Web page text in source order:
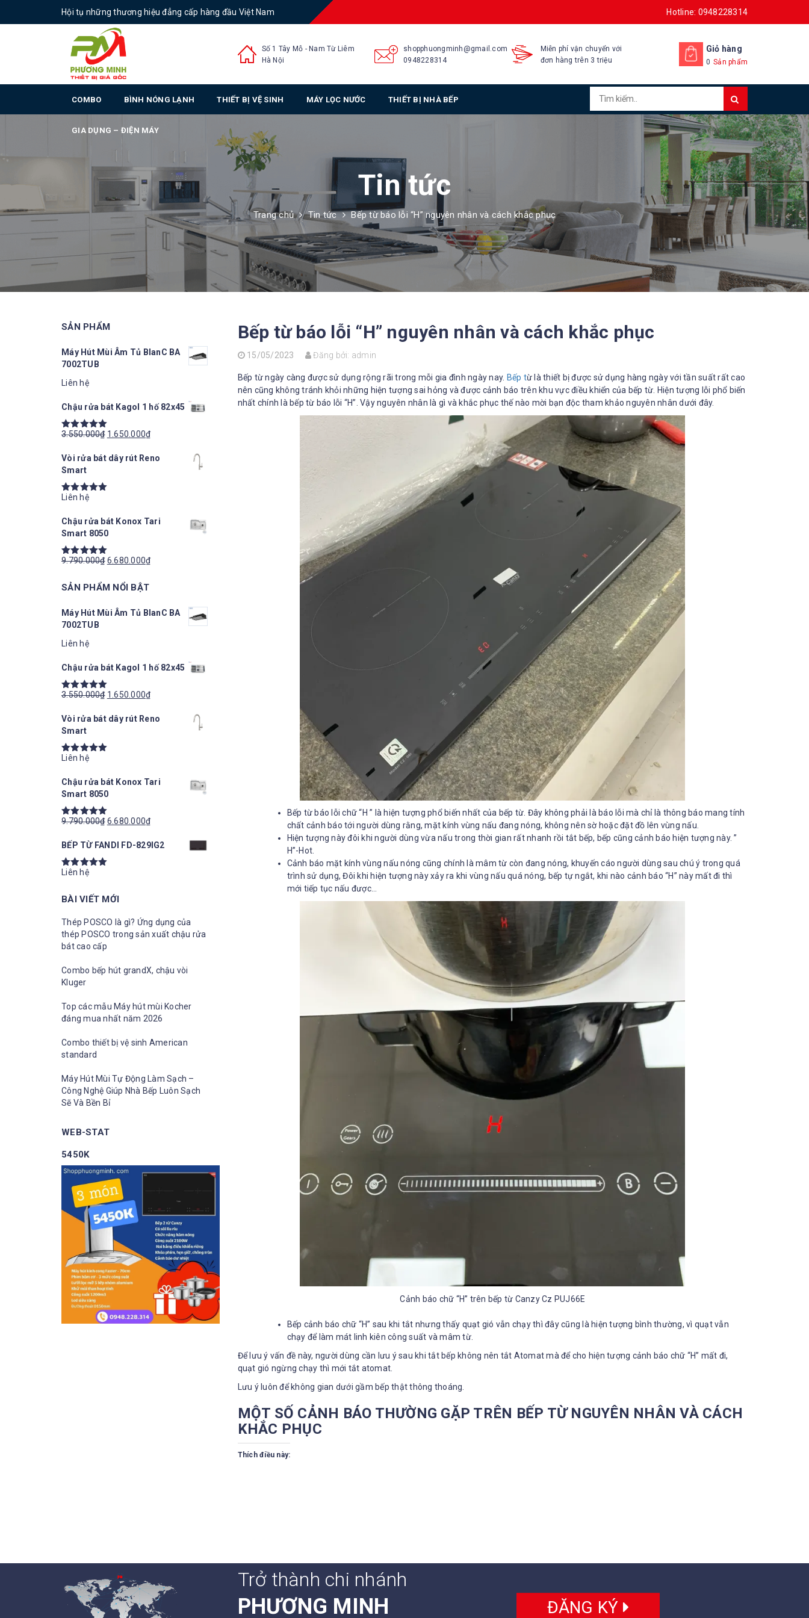
Hội tụ những thương hiệu đẳng cấp hàng đầu Việt Nam Hotline: 0948228314
Số 1 Tây Mỗ - Nam Từ Liêm
Hà Nội
shopphuongminh@gmail.com
0948228314
Miễn phí vận chuyển với
đơn hàng trên 3 triệu
Giỏ hàng
0 Sản phẩm
COMBO BÌNH NÓNG LẠNH THIẾT BỊ VỆ SINH MÁY LỌC NƯỚC THIẾT BỊ NHÀ BẾP
GIA DỤNG – ĐIỆN MÁY
Tin tức
Trang chủ Tin tức Bếp từ báo lỗi “H” nguyên nhân và cách khắc phục
Bếp từ báo lỗi “H” nguyên nhân và cách khắc phục
15/05/2023 Đăng bởi: admin
Bếp từ ngày càng được sử dụng rộng rãi trong mỗi gia đình ngày nay. Bếp từ là thiết bị được sử dụng hàng ngày với tần suất rất cao
nên cũng không tránh khỏi những hiện tượng sai hỏng và được cảnh báo trên khu vực điều khiển của bếp từ. Hiện tượng lỗi phổ biến
nhất chính là bếp từ báo lỗi “H”. Vậy nguyên nhân là gì và khắc phục thế nào mời bạn độc tham khảo nguyên nhân dưới đây.
Bếp từ báo lỗi chữ “H ” là hiện tượng phổ biến nhất của bếp từ. Đây không phải là báo lỗi mà chỉ là thông báo mang tính
chất cảnh báo tới người dùng rằng, mặt kính vùng nấu đang nóng, không nên sờ hoặc đặt đồ lên vùng nấu.
Hiện tượng này đôi khi người dùng vừa nấu trong thời gian rất nhanh rồi tắt bếp, bếp cũng cảnh báo hiện tượng này. ”
H”-Hot.
Cảnh báo mặt kính vùng nấu nóng cũng chính là mâm từ còn đang nóng, khuyến cáo người dùng sau chú ý trong quá
trình sử dụng, Đôi khi hiện tượng này xảy ra khi vùng nấu quá nóng, bếp tự ngắt, khi nào cảnh báo “H” này mất đi thì
mới tiếp tục nấu được…
Cảnh báo chữ “H” trên bếp từ Canzy Cz PUJ66E
Bếp cảnh báo chữ “H” sau khi tắt nhưng thấy quạt gió vẫn chạy thì đây cũng là hiện tượng bình thường, vì quạt vẫn
chạy để làm mát linh kiên công suất và mâm từ.
Để lưu ý vấn đề này, người dùng cần lưu ý sau khi tắt bếp không nên tắt Atomat mà để cho hiện tượng cảnh báo chữ “H” mất đi,
quạt gió ngừng chạy thì mới tắt atomat.
Lưu ý luôn để không gian dưới gầm bếp thật thông thoáng.
MỘT SỐ CẢNH BÁO THƯỜNG GẶP TRÊN BẾP TỪ NGUYÊN NHÂN VÀ CÁCH
KHẮC PHỤC
Thích điều này:
SẢN PHẨM
Máy Hút Mùi Âm Tủ BlanC BA
7002TUB
Liên hệ
Chậu rửa bát Kagol 1 hố 82x45
Được xếp
5.00
5
sao
3.550.000₫ 1.650.000₫
Vòi rửa bát dây rút Reno
Smart
Được xếp
5.00
5
sao
Liên hệ
Chậu rửa bát Konox Tari
Smart 8050
Được xếp
sao
9.790.000₫ 6.680.000₫
SẢN PHẨM NỔI BẬT
Máy Hút Mùi Âm Tủ BlanC BA
7002TUB
Liên hệ
Chậu rửa bát Kagol 1 hố 82x45
Được xếp
5.00
5
sao
3.550.000₫ 1.650.000₫
Vòi rửa bát dây rút Reno
Smart
Được xếp
5.00
5
sao
Liên hệ
Chậu rửa bát Konox Tari
Smart 8050
Được xếp
5.00
5
sao
9.790.000₫ 6.680.000₫
BẾP TỪ FANDI FD-829IG2
Được xếp
sao
Liên hệ
BÀI VIẾT MỚI
Thép POSCO là gì? Ứng dụng của
thép POSCO trong sản xuất chậu rửa
bát cao cấp
Combo bếp hút grandX, chậu vòi
Kluger
Top các mẫu Máy hút mùi Kocher
đáng mua nhất năm 2026
Combo thiết bị vệ sinh American
standard
Máy Hút Mùi Tự Động Làm Sạch –
Công Nghệ Giúp Nhà Bếp Luôn Sạch
Sẽ Và Bền Bỉ
WEB-STAT
5450K
Trở thành chi nhánh
PHƯƠNG MINH ĐĂNG KÝ